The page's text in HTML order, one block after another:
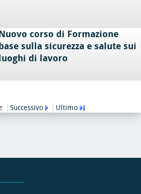
corso di Formazione
sulla sicurezza e salute sui
di lavoro
Successivo Ultimo